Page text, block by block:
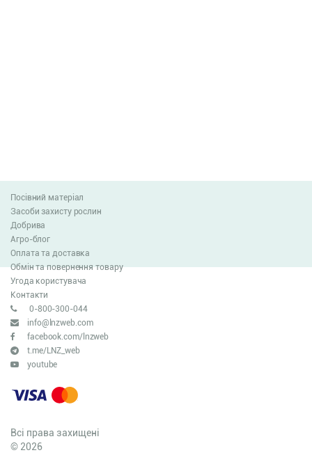
Посівний матеріал
Засоби захисту рослин
Добрива
Агро-блог
Оплата та доставка
Обмін та повернення товару
Угода користувача
Контакти
0-800-300-044
info@lnzweb.com
facebook.com/lnzweb
t.me/LNZ_web
youtube
Всі права захищені
© 2026